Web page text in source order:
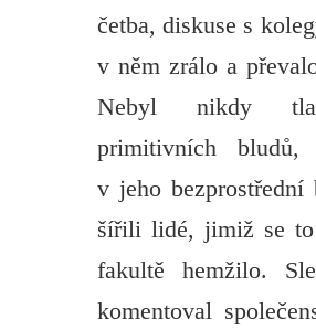
četba, diskuse s
v něm zrálo a
Nebyl nikdy
primitivních
v jeho bezprostřední
šířili lidé, jimiž se
fakultě hemžilo.
komentoval